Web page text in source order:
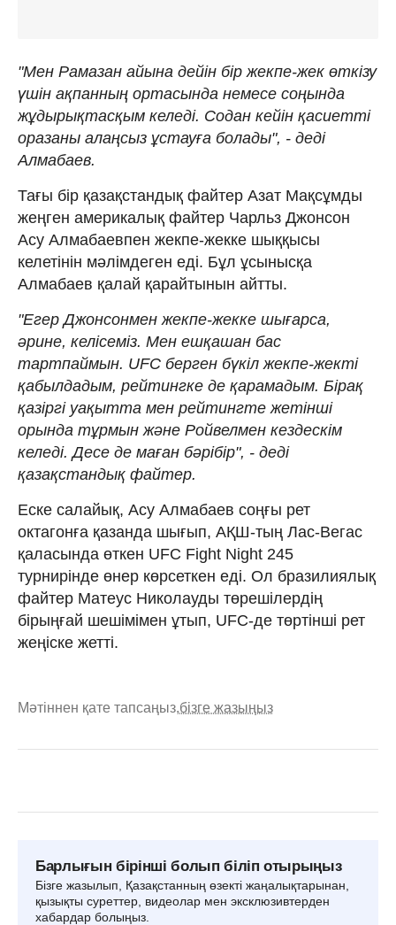
"Мен Рамазан айына дейін бір жекпе-жек өткізу
үшін ақпанның ортасында немесе соңында
жұдырықтасқым келеді. Содан кейін қасиетті
оразаны алаңсыз ұстауға болады", - деді
Алмабаев.
Тағы бір қазақстандық файтер Азат Мақсұмды
жеңген америкалық файтер Чарльз Джонсон
Асу Алмабаевпен жекпе-жекке шыққысы
келетінін мәлімдеген еді. Бұл ұсынысқа
Алмабаев қалай қарайтынын айтты.
"Егер Джонсонмен жекпе-жекке шығарса,
әрине, келісеміз. Мен ешқашан бас
тартпаймын. UFC берген бүкіл жекпе-жекті
қабылдадым, рейтингке де қарамадым. Бірақ
қазіргі уақытта мен рейтингте жетінші
орында тұрмын және Ройвелмен кездескім
келеді. Десе де маған бәрібір", - деді
қазақстандық файтер.
Еске салайық, Асу Алмабаев соңғы рет
октагонға қазанда шығып, АҚШ-тың Лас-Вегас
қаласында өткен UFC Fight Night 245
турнирінде өнер көрсеткен еді. Ол бразилиялық
файтер Матеус Николауды төрешілердің
бірыңғай шешімімен ұтып, UFC-де төртінші рет
жеңіске жетті.
Мәтіннен қате тапсаңыз,бізге жазыңыз
Барлығын бірінші болып біліп отырыңыз
Бізге жазылып, Қазақстанның өзекті жаңалықтарынан,
қызықты суреттер, видеолар мен эксклюзивтерден
хабардар болыңыз.